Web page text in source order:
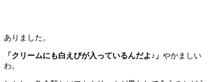
ありました。
「クリームにも白えびが入っているんだよ♪」 やかましい
わ。